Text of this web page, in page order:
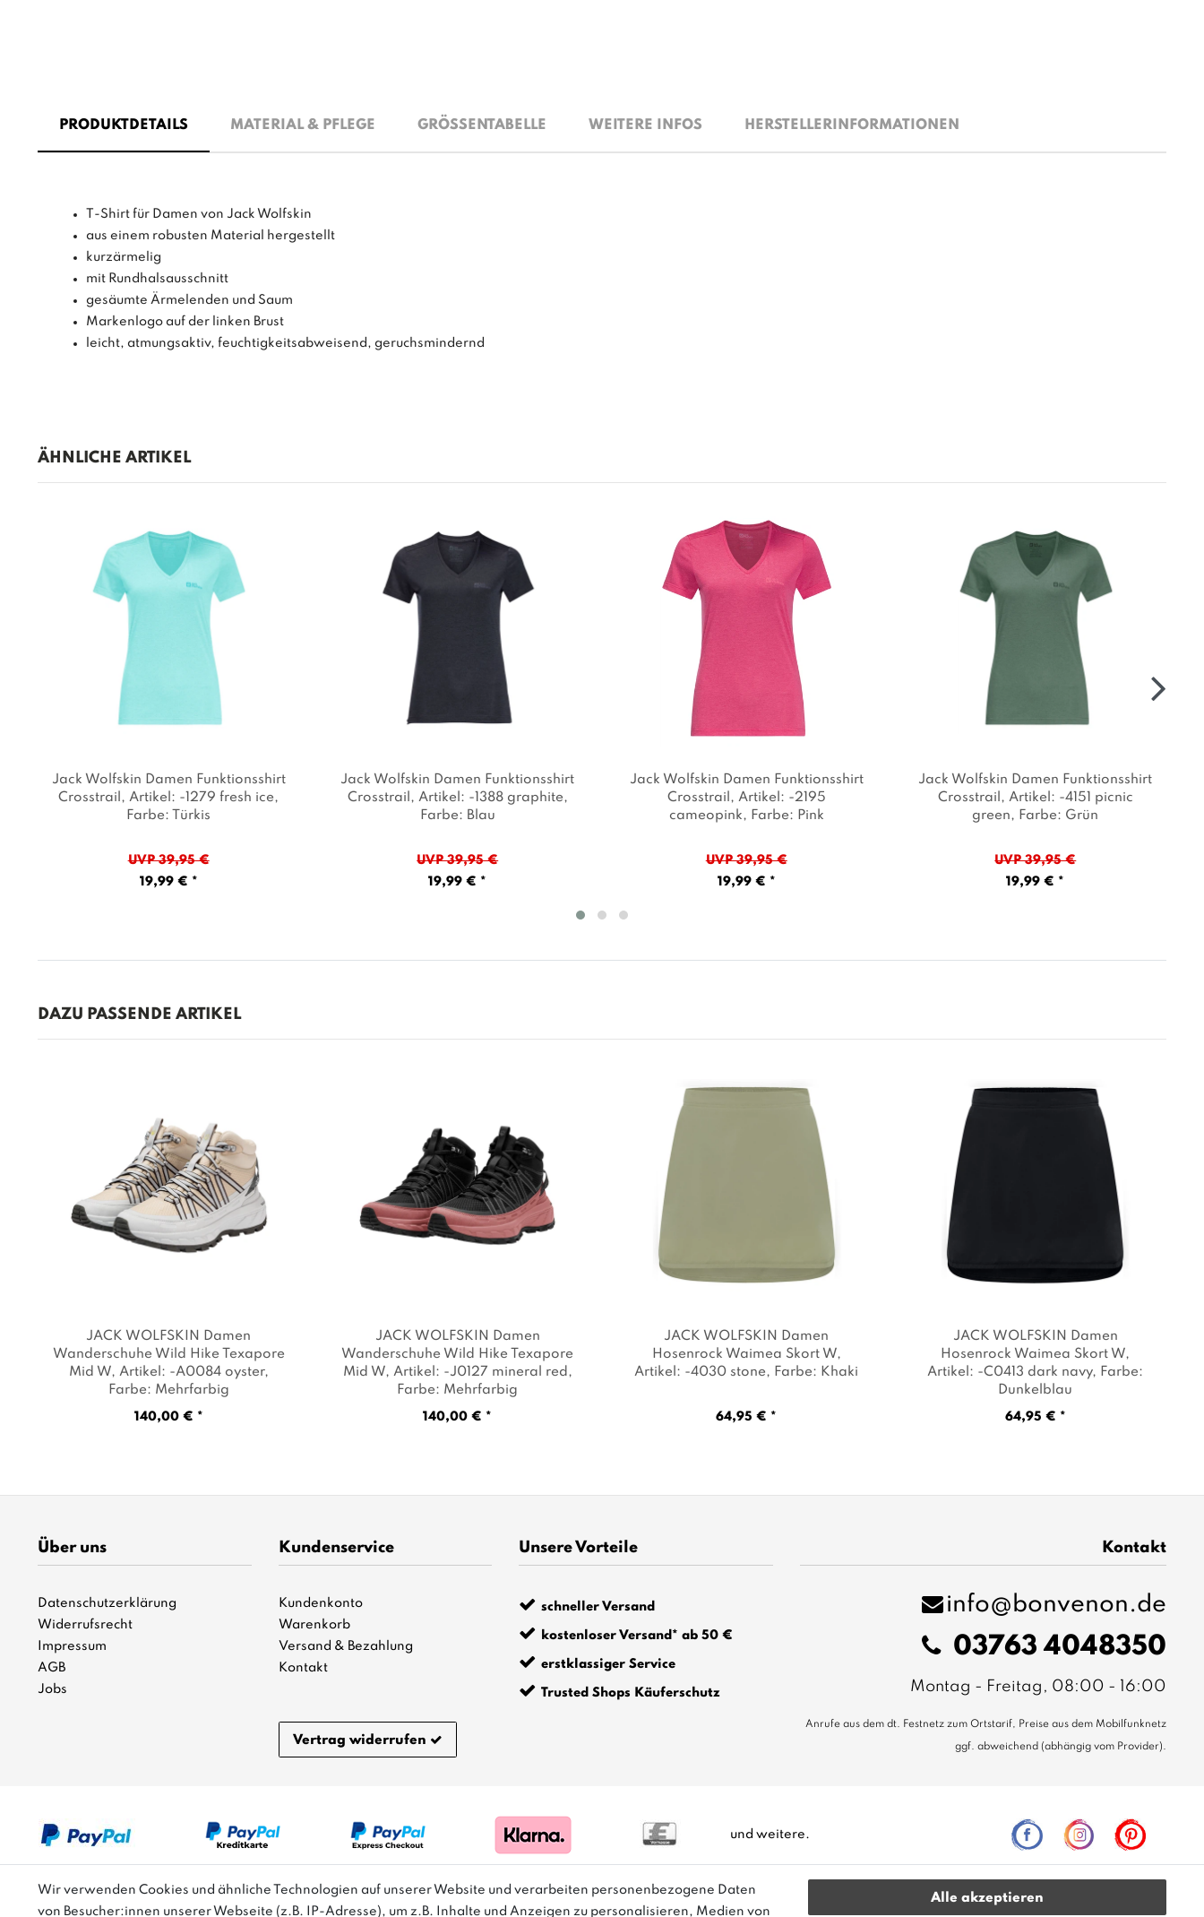
PRODUKTDETAILS MATERIAL & PFLEGE GRÖSSENTABELLE WEITERE INFOS HERSTELLERINFORMATIONEN
T-Shirt für Damen von Jack Wolfskin
aus einem robusten Material hergestellt
kurzärmelig
mit Rundhalsausschnitt
gesäumte Ärmelenden und Saum
Markenlogo auf der linken Brust
leicht, atmungsaktiv, feuchtigkeitsabweisend, geruchsmindernd
ÄHNLICHE ARTIKEL
Jack Wolfskin Damen Funktionsshirt
Crosstrail , Artikel: -1279 fresh ice,
Farbe: Türkis
UVP 39,95 €
19,99 € *
Jack Wolfskin Damen Funktionsshirt
Crosstrail , Artikel: -1388 graphite,
Farbe: Blau
UVP 39,95 €
19,99 € *
Jack Wolfskin Damen Funktionsshirt
Crosstrail , Artikel: -2195
cameopink, Farbe: Pink
UVP 39,95 €
19,99 € *
Jack Wolfskin Damen Funktionsshirt
Crosstrail , Artikel: -4151 picnic
green, Farbe: Grün
UVP 39,95 €
19,99 € *
DAZU PASSENDE ARTIKEL
JACK WOLFSKIN Damen
Wanderschuhe Wild Hike Texapore
Mid W, Artikel: -A0084 oyster,
Farbe: Mehrfarbig
140,00 € *
JACK WOLFSKIN Damen
Wanderschuhe Wild Hike Texapore
Mid W, Artikel: -J0127 mineral red ,
Farbe: Mehrfarbig
140,00 € *
JACK WOLFSKIN Damen
Hosenrock Waimea Skort W,
Artikel: -4030 stone, Farbe: Khaki
64,95 € *
JACK WOLFSKIN Damen
Hosenrock Waimea Skort W,
Artikel: -C0413 dark navy, Farbe:
Dunkelblau
64,95 € *
Über uns
Datenschutzerklärung
Widerrufsrecht
Impressum
AGB
Jobs
Kundenservice
Kundenkonto
Warenkorb
Versand & Bezahlung
Kontakt
Vertrag widerrufen
Unsere Vorteile
schneller Versand
kostenloser Versand* ab 50 €
erstklassiger Service
Trusted Shops Käuferschutz
Kontakt
info@bonvenon.de
03763 4048350
Montag - Freitag, 08:00 - 16:00
Anrufe aus dem dt. Festnetz zum Ortstarif, Preise aus dem Mobilfunknetz
ggf. abweichend (abhängig vom Provider).
und weitere.
Wir verwenden Cookies und ähnliche Technologien auf unserer Website und verarbeiten personenbezogene Daten
von Besucher:innen unserer Webseite (z.B. IP-Adresse), um z.B. Inhalte und Anzeigen zu personalisieren, Medien von
Alle akzeptieren